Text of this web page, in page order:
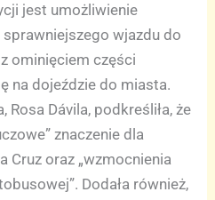
jest umożliwienie
wjazdu do
ominięciem części
na dojeździe do miasta.
Rosa Dávila, podkreśliła, że
znaczenie dla
Cruz oraz „wzmocnienia
Dodała również,